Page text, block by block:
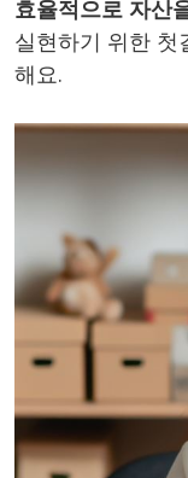
효율적으로 자산
실현하기 위한 첫
해요.